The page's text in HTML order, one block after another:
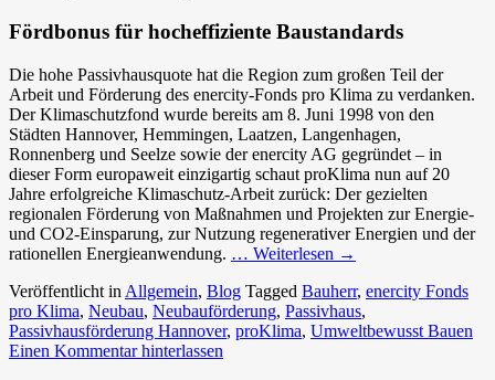
Fördbonus für hocheffiziente Baustandards
Die hohe Passivhausquote hat die Region zum großen Teil der
Arbeit und Förderung des enercity-Fonds pro Klima zu verdanken.
Der Klimaschutzfond wurde bereits am 8. Juni 1998 von den
Städten Hannover, Hemmingen, Laatzen, Langenhagen,
Ronnenberg und Seelze sowie der enercity AG gegründet – in
dieser Form europaweit einzigartig schaut proKlima nun auf 20
Jahre erfolgreiche Klimaschutz-Arbeit zurück: Der gezielten
regionalen Förderung von Maßnahmen und Projekten zur Energie-
und CO2-Einsparung, zur Nutzung regenerativer Energien und der
rationellen Energieanwendung. … Weiterlesen →
Veröffentlicht in Allgemein, Blog Tagged Bauherr, enercity Fonds
pro Klima, Neubau, Neubauförderung, Passivhaus,
Passivhausförderung Hannover, proKlima, Umweltbewusst Bauen
Einen Kommentar hinterlassen